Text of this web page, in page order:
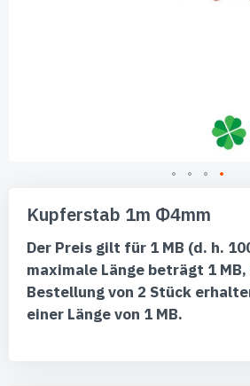
Anfang
Bildgalerie
springen
Kupferstab 1m Φ4mm
Der Preis gilt für 1 MB (d. h.
maximale Länge beträgt 1
Bestellung von 2 Stück
einer Länge von 1 MB.